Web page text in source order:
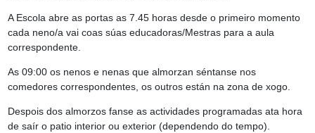
A Escola abre as portas as 7.45 horas desde o primeiro momento
cada neno/a vai coas súas educadoras/Mestras para a aula
correspondente.
As 09:00 os nenos e nenas que almorzan séntanse nos
comedores correspondentes, os outros están na zona de xogo.
Despois dos almorzos fanse as actividades programadas ata hora
de saír o patio interior ou exterior (dependendo do tempo).